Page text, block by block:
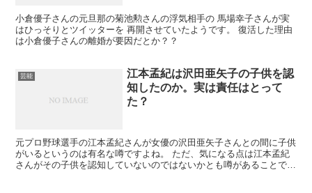
小倉優子さんの元旦那の菊池勲さんの浮気相手の 馬場幸子さんが実
はひっそりとツイッターを 再開させていたようです。 復活した理由
は小倉優子さんの離婚が要因だとか？？
芸能
江本孟紀は沢田亜矢子の子供を認
知したのか。実は責任はとって
た？
元プロ野球選手の江本孟紀さんが女優の沢田亜矢子さんとの間に子供
がいるというのは有名な噂ですよね。 ただ、気になる点は江本孟紀
さんがその子供を認知していないのではないかとも噂があることで